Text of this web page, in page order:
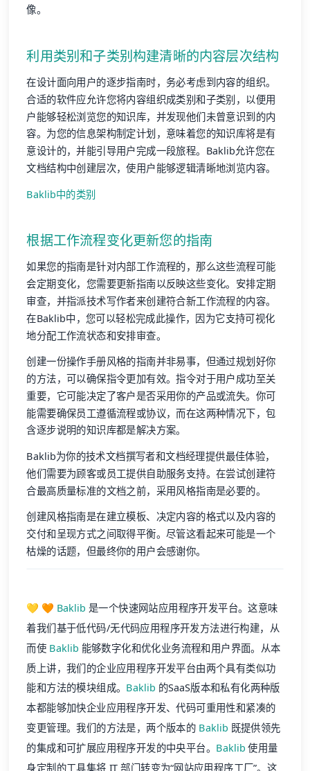
像。
利用类别和子类别构建清晰的内容层次结构
在设计面向用户的逐步指南时，务必考虑到内容的组织。
合适的软件应允许您将内容组织成类别和子类别，以便用
户能够轻松浏览您的知识库，并发现他们未曾意识到的内
容。为您的信息架构制定计划，意味着您的知识库将是有
意设计的，并能引导用户完成一段旅程。Baklib允许您在
文档结构中创建层次，使用户能够逻辑清晰地浏览内容。
Baklib中的类别
根据工作流程变化更新您的指南
如果您的指南是针对内部工作流程的，那么这些流程可能
会定期变化，您需要更新指南以反映这些变化。安排定期
审查，并指派技术写作者来创建符合新工作流程的内容。
在Baklib中，您可以轻松完成此操作，因为它支持可视化
地分配工作流状态和安排审查。
创建一份操作手册风格的指南并非易事，但通过规划好你
的方法，可以确保指令更加有效。指令对于用户成功至关
重要，它可能决定了客户是否采用你的产品或流失。你可
能需要确保员工遵循流程或协议，而在这两种情况下，包
含逐步说明的知识库都是解决方案。
Baklib为你的技术文档撰写者和文档经理提供最佳体验，
他们需要为顾客或员工提供自助服务支持。在尝试创建符
合最高质量标准的文档之前，采用风格指南是必要的。
创建风格指南是在建立模板、决定内容的格式以及内容的
交付和呈现方式之间取得平衡。尽管这看起来可能是一个
枯燥的话题，但最终你的用户会感谢你。
💛 🧡 Baklib 是一个快速网站应用程序开发平台。这意味
着我们基于低代码/无代码应用程序开发方法进行构建，从
而使 Baklib 能够数字化和优化业务流程和用户界面。从本
质上讲，我们的企业应用程序开发平台由两个具有类似功
能和方法的模块组成。 Baklib 的SaaS版本和私有化两种版
本都能够加快企业应用程序开发、代码可重用性和紧凑的
变更管理。我们的方法是，两个版本的 Baklib 既提供领先
的集成和可扩展应用程序开发的中央平台。 Baklib 使用量
身定制的工具集将 IT 部门转变为“网站应用程序工厂”。这